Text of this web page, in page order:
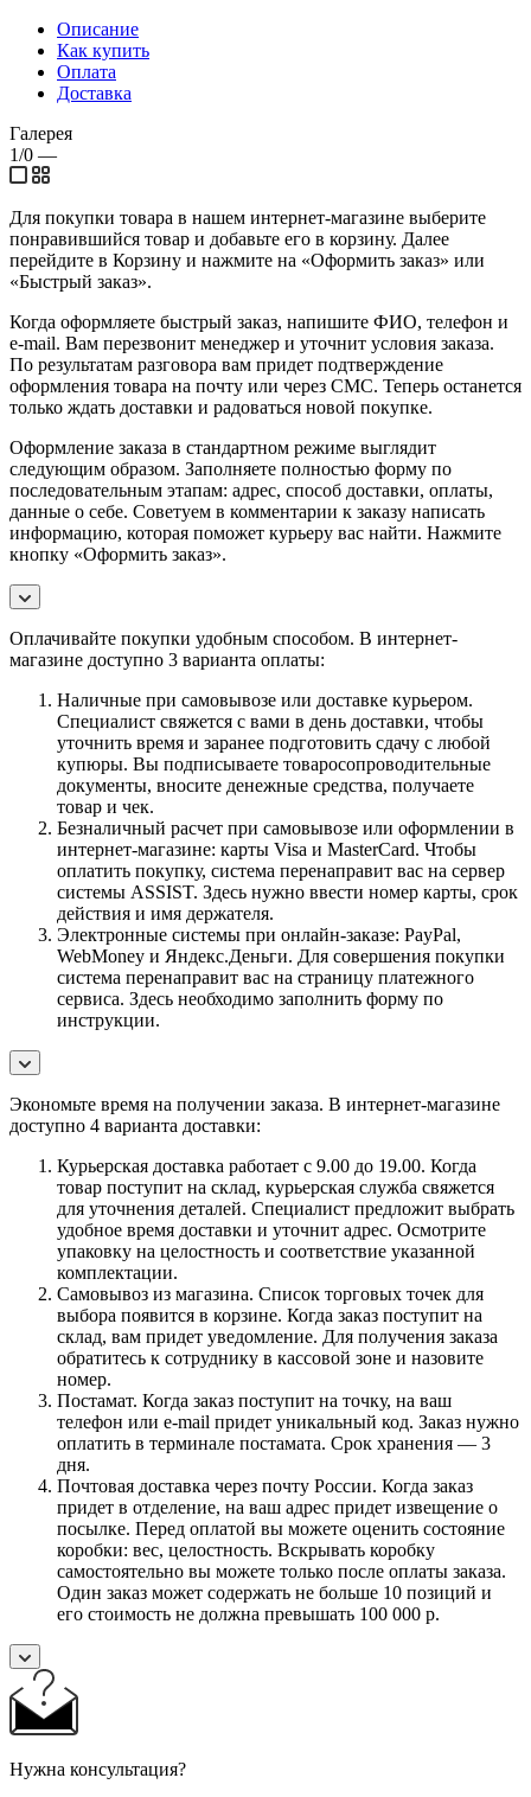
Описание
Как купить
Оплата
Доставка
Галерея
1/0 —
Для покупки товара в нашем интернет-магазине выберите
понравившийся товар и добавьте его в корзину. Далее
перейдите в Корзину и нажмите на «Оформить заказ» или
«Быстрый заказ».
Когда оформляете быстрый заказ, напишите ФИО, телефон и
e-mail. Вам перезвонит менеджер и уточнит условия заказа.
По результатам разговора вам придет подтверждение
оформления товара на почту или через СМС. Теперь останется
только ждать доставки и радоваться новой покупке.
Оформление заказа в стандартном режиме выглядит
следующим образом. Заполняете полностью форму по
последовательным этапам: адрес, способ доставки, оплаты,
данные о себе. Советуем в комментарии к заказу написать
информацию, которая поможет курьеру вас найти. Нажмите
кнопку «Оформить заказ».
Оплачивайте покупки удобным способом. В интернет-
магазине доступно 3 варианта оплаты:
Наличные при самовывозе или доставке курьером.
Специалист свяжется с вами в день доставки, чтобы
уточнить время и заранее подготовить сдачу с любой
купюры. Вы подписываете товаросопроводительные
документы, вносите денежные средства, получаете
товар и чек.
Безналичный расчет при самовывозе или оформлении в
интернет-магазине: карты Visa и MasterCard. Чтобы
оплатить покупку, система перенаправит вас на сервер
системы ASSIST. Здесь нужно ввести номер карты, срок
действия и имя держателя.
Электронные системы при онлайн-заказе: PayPal,
WebMoney и Яндекс.Деньги. Для совершения покупки
система перенаправит вас на страницу платежного
сервиса. Здесь необходимо заполнить форму по
инструкции.
Экономьте время на получении заказа. В интернет-магазине
доступно 4 варианта доставки:
Курьерская доставка работает с 9.00 до 19.00. Когда
товар поступит на склад, курьерская служба свяжется
для уточнения деталей. Специалист предложит выбрать
удобное время доставки и уточнит адрес. Осмотрите
упаковку на целостность и соответствие указанной
комплектации.
Самовывоз из магазина. Список торговых точек для
выбора появится в корзине. Когда заказ поступит на
склад, вам придет уведомление. Для получения заказа
обратитесь к сотруднику в кассовой зоне и назовите
номер.
Постамат. Когда заказ поступит на точку, на ваш
телефон или e-mail придет уникальный код. Заказ нужно
оплатить в терминале постамата. Срок хранения — 3
дня.
Почтовая доставка через почту России. Когда заказ
придет в отделение, на ваш адрес придет извещение о
посылке. Перед оплатой вы можете оценить состояние
коробки: вес, целостность. Вскрывать коробку
самостоятельно вы можете только после оплаты заказа.
Один заказ может содержать не больше 10 позиций и
его стоимость не должна превышать 100 000 р.
Нужна консультация?